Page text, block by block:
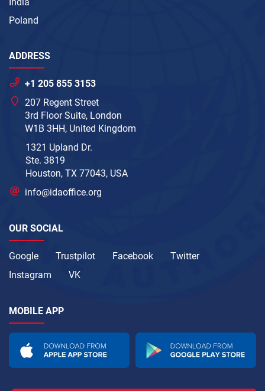
India
Poland
ADDRESS
+1 205 855 3153
207 Regent Street
3rd Floor Suite, London
W1B 3HH, United Kingdom
1321 Upland Dr.
Ste. 3819
Houston, TX 77043, USA
info@idaoffice.org
OUR SOCIAL
Google Trustpilot Facebook
Twitter
Instagram
VK
MOBILE APP